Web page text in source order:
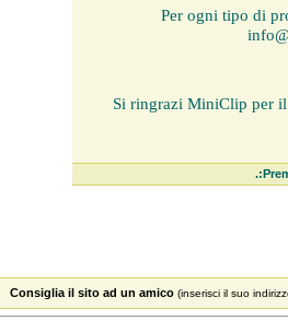
Per ogni tipo di
Si ringrazi MiniClip per
Consiglia il sito ad un amico (inserisci il suo